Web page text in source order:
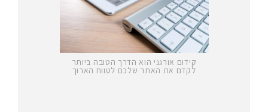
קידום אורגני הוא הדרך הטובה ביותר
לקדם את האתר שלכם לטווח הארוך